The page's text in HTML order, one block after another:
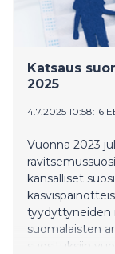
Katsaus
2025
4.7.2025 10:58:16
Vuonna 2023
kansalliset
tyydyttyneiden
suomalaisten
suosituksiin